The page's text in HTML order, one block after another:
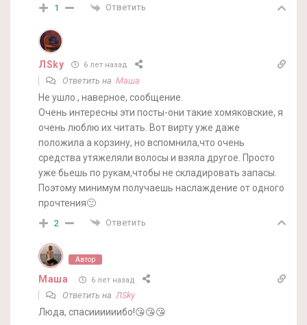
1 Ответить
ЛSky 6 лет назад
Ответить на Маша
Не ушло , наверное, сообщение.
Очень интересны эти посты-они такие хомяковские, я
очень люблю их читать. Вот вирту уже даже
положила а корзину, но вспомнила,что очень
средства утяжеляли волосы и взяла другое. Просто
уже бьешь по рукам,чтобы не складировать запасы.
Поэтому минимум получаешь наслаждение от одного
прочтения🙂
2 Ответить
Автор
Маша 6 лет назад
Ответить наЛSky
Люда, спасиииииибо!😘😘😘